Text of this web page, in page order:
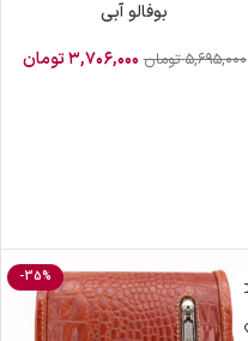
بوفالو آبی
۵,۶۹۵,۰۰۰ تومان ۳,۷۰۶,۰۰۰تومان
-35%